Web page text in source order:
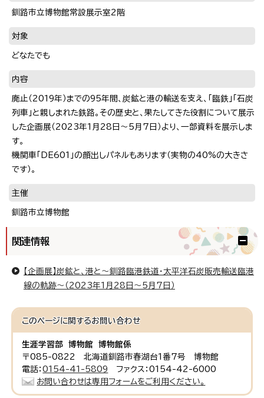
釧路市立博物館常設展示室2階
対象
どなたでも
内容
廃止（2019年）までの95年間、炭鉱と港の輸送を支え、「臨鉄」「石炭
列車」と親しまれた鉄路。その歴史と、果たしてきた役割について展示
した企画展（2023年1月28日～5月7日）より、一部資料を展示しま
す。
機関車「DE601」の顔出しパネルもあります（実物の40%の大きさ
です）。
主催
釧路市立博物館
関連情報
【企画展】炭鉱と、港と〜釧路臨港鉄道・太平洋石炭販売輸送臨港
線の軌跡〜（2023年1月28日～5月7日）
このページに関するお問い合わせ
生涯学習部 博物館 博物館係
〒085-0822 北海道釧路市春湖台1番7号 博物館
電話：0154-41-5809
ファクス：0154-42-6000
お問い合わせは専用フォームをご利用ください。